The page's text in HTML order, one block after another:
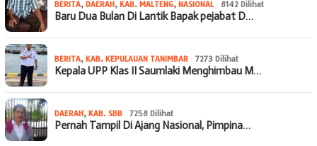
BERITA, DAERAH, KAB. MALTENG, NASIONAL 8142 Dilihat
Baru Dua Bulan Di Lantik Bapak pejabat D…
BERITA, KAB. KEPULAUAN TANIMBAR 7273 Dilihat
Kepala UPP Klas II Saumlaki Menghimbau M…
DAERAH, KAB. SBB 7258 Dilihat
Pernah Tampil Di Ajang Nasional, Pimpina…